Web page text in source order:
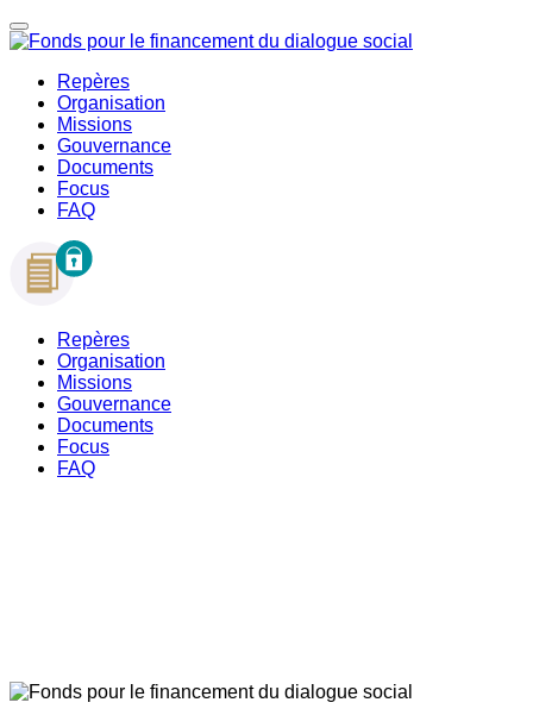
Repères
Organisation
Missions
Gouvernance
Documents
Focus
FAQ
Repères
Organisation
Missions
Gouvernance
Documents
Focus
FAQ